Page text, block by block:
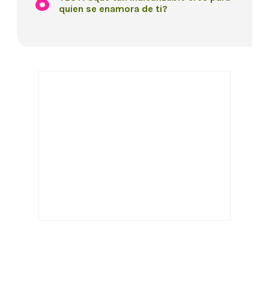
quien se enamora de ti?